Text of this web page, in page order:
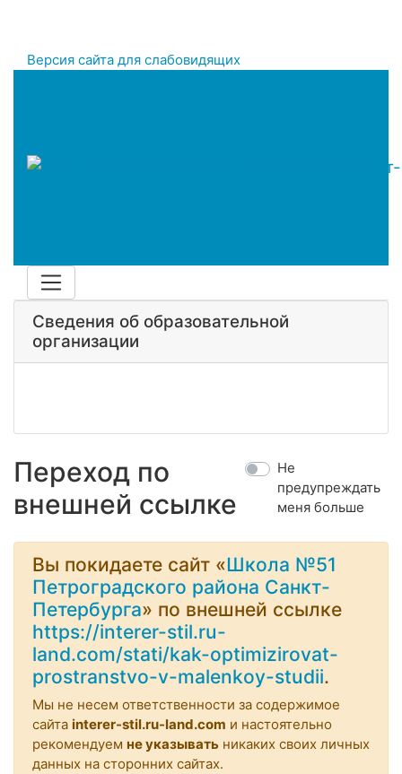
Версия сайта для слабовидящих
Сведения об образовательной
организации
Переход по
внешней ссылке
Не
предупреждать
меня больше
Вы покидаете сайт «Школа №51
Петроградского района Санкт-
Петербурга» по внешней ссылке
https://interer-stil.ru-
land.com/stati/kak-optimizirovat-
prostranstvo-v-malenkoy-studii.
Мы не несем ответственности за содержимое
сайта interer-stil.ru-land.com и настоятельно
рекомендуем не указывать никаких своих личных
данных на сторонних сайтах.